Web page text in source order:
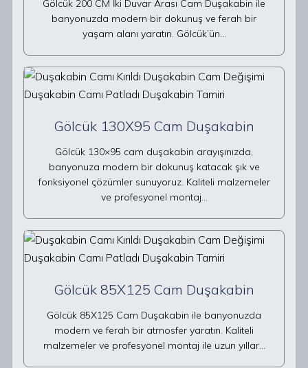
Gölcük 200 CM İki Duvar Arası Cam Duşakabin ile
banyonuzda modern bir dokunuş ve ferah bir
yaşam alanı yaratın. Gölcük’ün…
Gölcük 130X95 Cam Duşakabin
Gölcük 130×95 cam duşakabin arayışınızda,
banyonuza modern bir dokunuş katacak şık ve
fonksiyonel çözümler sunuyoruz. Kaliteli malzemeler
ve profesyonel montaj…
Gölcük 85X125 Cam Duşakabin
Gölcük 85X125 Cam Duşakabin ile banyonuzda
modern ve ferah bir atmosfer yaratın. Kaliteli
malzemeler ve profesyonel montaj ile uzun yıllar…